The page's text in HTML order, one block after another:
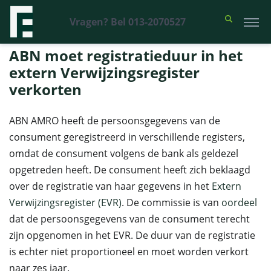
Vragen? Bel 013-2070527
Financieel Recht Advocaten >Uitspraken>ABN moet registratieduur
in het extern Verwijzingsregister verkorten
ABN moet registratieduur in het
extern Verwijzingsregister
verkorten
ABN AMRO heeft de persoonsgegevens van de
consument geregistreerd in verschillende registers,
omdat de consument volgens de bank als geldezel
opgetreden heeft. De consument heeft zich beklaagd
over de registratie van haar gegevens in het Extern
Verwijzingsregister (EVR). De commissie is van oordeel
dat de persoonsgegevens van de consument terecht
zijn opgenomen in het EVR. De duur van de registratie
is echter niet proportioneel en moet worden verkort
naar zes jaar.